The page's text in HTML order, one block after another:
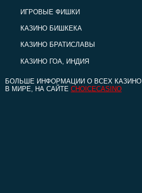
ИГРОВЫЕ ФИШКИ
КАЗИНО БИШКЕКА
КАЗИНО БРАТИСЛАВЫ
КАЗИНО ГОА, ИНДИЯ
БОЛЬШЕ ИНФОРМАЦИИ О ВСЕХ КАЗИНО
В МИРЕ, НА САЙТЕ CHOICECASINO